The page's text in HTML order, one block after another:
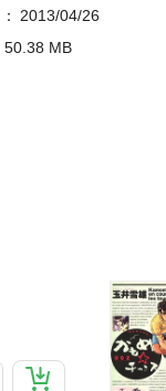
2013/04/26
50.38 MB